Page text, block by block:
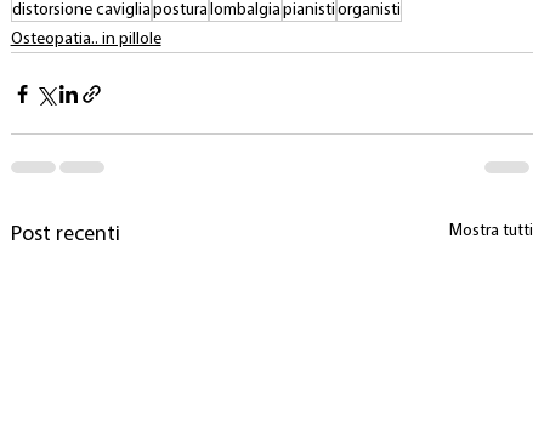
distorsione caviglia postura lombalgia pianisti organisti
Osteopatia.. in pillole
Post recenti Mostra tutti